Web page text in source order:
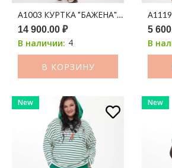
А1003 КУРТКА "БАЖЕНА" ПУДРА 200С
14 900.00 ₽
В наличии: 4
В КОРЗИНУ
5
В
New New